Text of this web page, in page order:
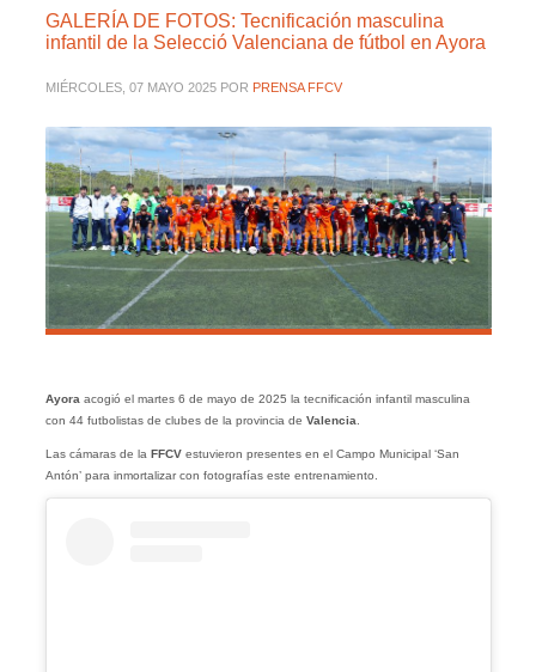
GALERÍA DE FOTOS: Tecnificación masculina
infantil de la Selecció Valenciana de fútbol en Ayora
MIÉRCOLES, 07 MAYO 2025 POR PRENSA FFCV
Ayora acogió el martes 6 de mayo de 2025 la tecnificación infantil masculina
con 44 futbolistas de clubes de la provincia de Valencia
Las cámaras de la FFCVestuvieron presentes en el Campo Municipal ‘San
Antón’ para inmortalizar con fotografías este entrenamiento.